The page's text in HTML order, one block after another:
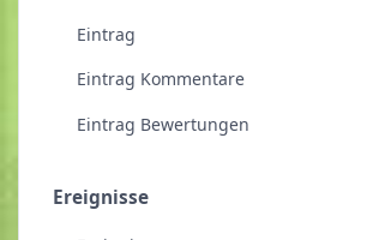
Eintrag
Eintrag Kommentare
Eintrag Bewertungen
Ereignisse